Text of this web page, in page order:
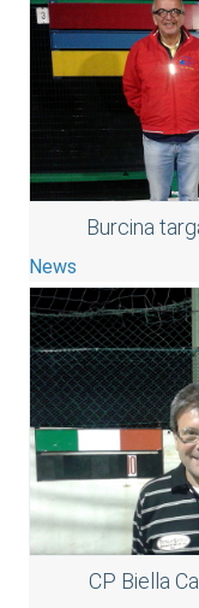
Burcina
News
CP Biella